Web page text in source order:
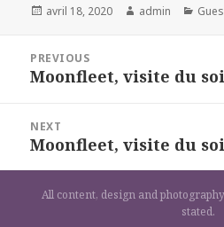
Posted
avril 18, 2020 Author
admin
l’article
PREVIOUS
Previous
Moonfleet, visite du
NEXT
Next
Moonfleet, visite du
All content, design and
stated.